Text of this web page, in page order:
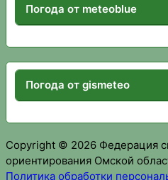
Погода от meteoblue
Погода от gismeteo
Copyright © 2026 Федерация
ориентирования Омской
Политика обработки